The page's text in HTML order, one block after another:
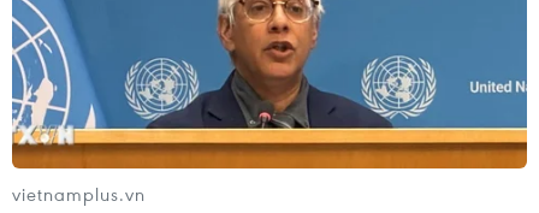
vietnamplus.vn